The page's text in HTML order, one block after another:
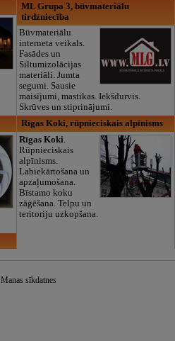
ML Grupa 3, būvmateriālu
tirdzniecība
Būvmateriālu
interneta veikals.
Fasādes un
Siltumizolācijas
materiāli. Jumta
segumi. Sausie
maisījumi, mastikas. Iekšdurvis.
Skrūves un stiprinājumi.
Rīgas Koki, rūpnieciskais alpīnisms
Rīgas Koki
Rūpnieciskais
alpīnisms.
Labiekārtošana un
apzaļumošana.
Bīstamo koku
zāģēšana. Telpu un
teritoriju uzkopšana.
Manas sīkdatnes